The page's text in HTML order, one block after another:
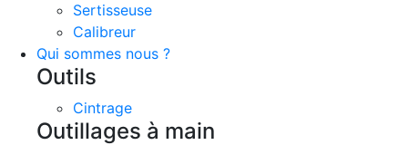
Sertisseuse
Calibreur
Qui sommes nous ?
Outils
Cintrage
Outillages à main